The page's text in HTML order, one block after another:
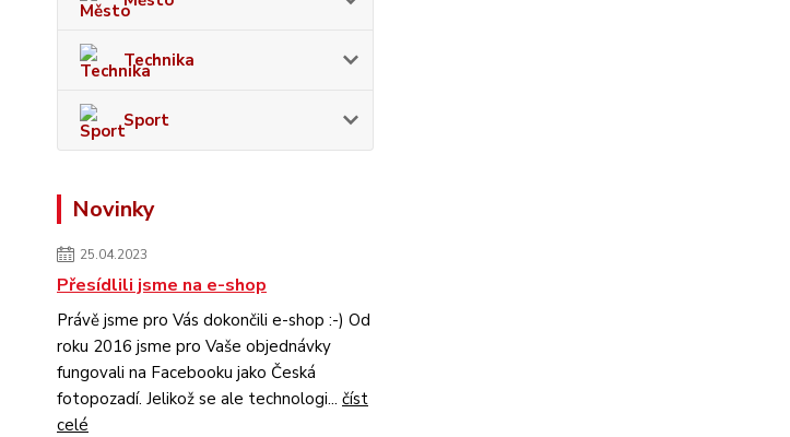
Technika
Sport
Novinky
25.04.2023
Přesídlili jsme na e-shop
Právě jsme pro Vás dokončili e-shop :-) Od
roku 2016 jsme pro Vaše objednávky
fungovali na Facebooku jako Česká
fotopozadí. Jelikož se ale technologi... číst
celé